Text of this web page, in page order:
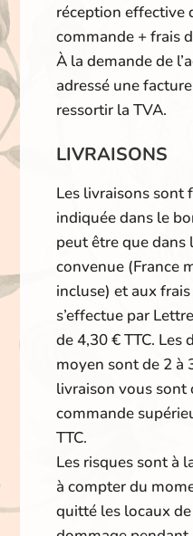
réception effective
commande + frais
À la demande de
adressé une
ressortir la TVA.
LIVRAISONS
Les livraisons sont
indiquée dans le
peut être que dans
convenue (France
incluse) et aux
s’effectue par
de 4,30 € TTC. Les
moyen sont de 2 à
livraison vous
commande
TTC.
Les risques sont à
à compter du
quitté les locaux de